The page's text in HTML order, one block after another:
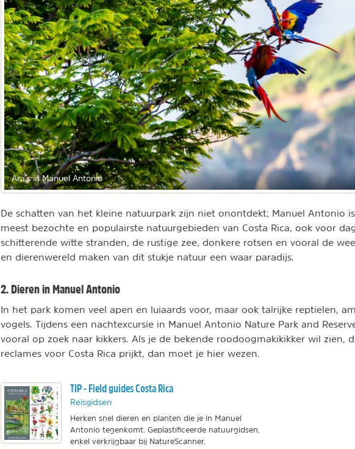
Ara's in Manuel Antonio
De schatten van het kleine natuurpark zijn niet onontdekt; Manuel Antonio
meest bezochte en populairste natuurgebieden van Costa Rica, ook voor
schitterende witte stranden, de rustige zee, donkere rotsen en vooral de
en dierenwereld maken van dit stukje natuur een waar paradijs.
2. Dieren in Manuel Antonio
In het park komen veel apen en luiaards voor, maar ook talrijke reptielen,
vogels. Tijdens een nachtexcursie in Manuel Antonio Nature Park and
vooral op zoek naar kikkers. Als je de bekende roodoogmakikikker wil zien,
reclames voor Costa Rica prijkt, dan moet je hier wezen.
TIP - Field guides Costa Rica
Reisgidsen
Herken snel dieren en planten die je in Manuel
Antonio tegenkomt. Geplastificeerde natuurgidsen,
enkel verkrijgbaar bij NatureScanner.